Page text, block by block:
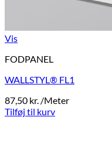
Vis
FODPANEL
WALLSTYL® FL1
87,50 kr. /Meter
Tilføj til kurv